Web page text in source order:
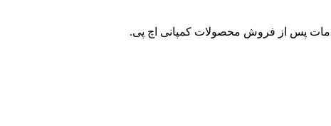
پس از فروش محصولات کمپانی اچ پی.